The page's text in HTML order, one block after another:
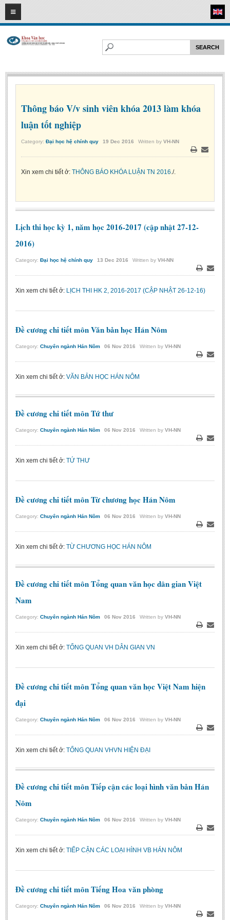
08 2026
HOME
Faculty of Literature
Department of Vietnamese Literature
Department of Literary Theory and Criticism
Department of Arts Studies
Images - Events
LITERARY WRITINGS & TRANSLATING
Sinology & Nom
Literary Theory & Criticism
Studies on Vietnamese and Korean Literature and Films
Modernization process in Japanese literature and in the literatures of
East-Asian region
Studies on Sinology & Nom
Vietnamese and Japanese Literature Viewed from an East Asian
To Build a Standard Orthography in Schools and the Media
Alumni Association
Thông báo V/v sinh viên khóa 2013 làm khóa
luận tốt nghiệp
Category: Đại học hệ chính quy 19 Dec 2016 Written by VH-NN
PrintEmail
Xin xem chi tiết ở: THÔNG BÁO KHÓA LUẬN TN 2016./.
Lịch thi học kỳ 1, năm học 2016-2017 (cập nhật 27-12-
2016)
Category: Đại học hệ chính quy 13 Dec 2016 Written by VH-NN
PrintEmail
Xin xem chi tiết ở: LỊCH THI HK 2, 2016-2017 (CẬP NHẬT 26-12-16)
Đề cương chi tiết môn Văn bản học Hán Nôm
Category: Chuyên ngành Hán Nôm 06 Nov 2016 Written by VH-NN
PrintEmail
Xin xem chi tiết ở: VĂN BẢN HỌC HÁN NÔM
Đề cương chi tiết môn Tứ thư
Category: Chuyên ngành Hán Nôm 06 Nov 2016 Written by VH-NN
PrintEmail
Xin xem chi tiết ở: TỨ THƯ
Đề cương chi tiết môn Từ chương học Hán Nôm
Category: Chuyên ngành Hán Nôm 06 Nov 2016 Written by VH-NN
PrintEmail
Xin xem chi tiết ở: TỪ CHƯƠNG HỌC HÁN NÔM
Đề cương chi tiết môn Tổng quan văn học dân gian Việt
Nam
Category: Chuyên ngành Hán Nôm 06 Nov 2016 Written by VH-NN
PrintEmail
Xin xem chi tiết ở: TỔNG QUAN VH DÂN GIAN VN
Đề cương chi tiết môn Tổng quan văn học Việt Nam hiện
đại
Category: Chuyên ngành Hán Nôm 06 Nov 2016 Written by VH-NN
PrintEmail
Xin xem chi tiết ở: TỔNG QUAN VHVN HIỆN ĐẠI
Đề cương chi tiết môn Tiếp cận các loại hình văn bản Hán
Nôm
Category: Chuyên ngành Hán Nôm 06 Nov 2016 Written by VH-NN
PrintEmail
Xin xem chi tiết ở: TIẾP CẬN CÁC LOẠI HÌNH VB HÁN NÔM
Đề cương chi tiết môn Tiếng Hoa văn phòng
Category: Chuyên ngành Hán Nôm 06 Nov 2016 Written by VH-NN